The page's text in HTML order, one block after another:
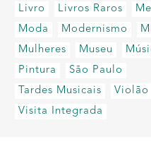
Livro Livros Raros
Moda
Modernismo
Mulheres
Museu
Pintura
São Paulo
Tardes Musicais
Violão
Visita Integrada